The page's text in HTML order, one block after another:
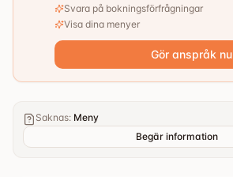
Svara på bokningsförfrågningar
Visa dina menyer
Gör anspråk nu
Saknas: Meny
Begär information